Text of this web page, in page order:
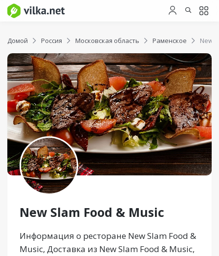
Домой Россия Московская область Раменское New
New Slam Food & Music
Информация о ресторане New Slam Food &
Music, Доставка из New Slam Food & Music,